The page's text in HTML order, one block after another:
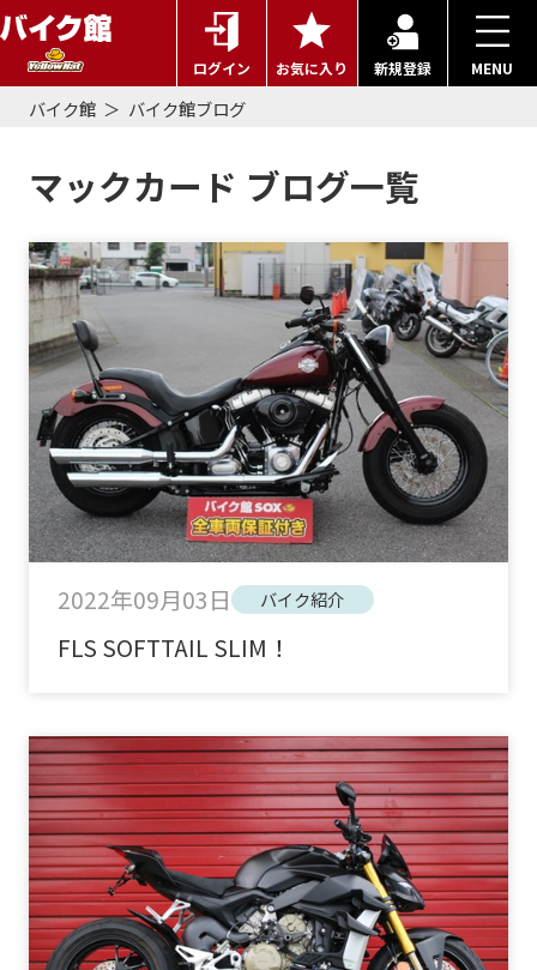
ログイン お気に入り 新規登録 MENU
バイク館 バイク館ブログ
マックカード ブログ一覧
2022年09月03日 バイク紹介
FLS SOFTTAIL SLIM！